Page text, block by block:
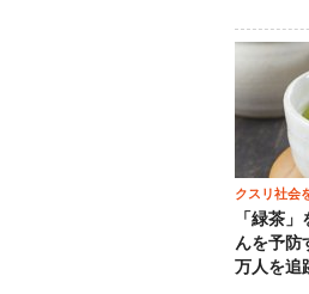
クスリ社会
「緑茶
んを予
万人を追